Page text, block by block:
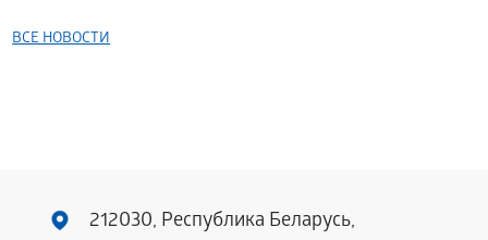
ВСЕ НОВОСТИ
212030, Республика Беларусь,